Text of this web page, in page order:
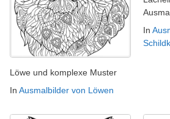
Löwe und komplexe Muster
In Ausmalbilder von Löwen
In